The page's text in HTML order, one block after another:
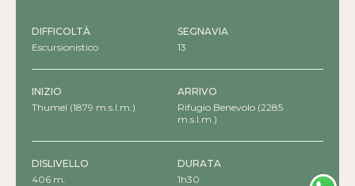
DIFFICOLTÀ
Escursionistico
SEGNAVIA
13
INIZIO
Thumel (1879 m.s.l.m.)
ARRIVO
Rifugio Benevolo (2285
m.s.l.m.)
DISLIVELLO
406 m.
DURATA
1h30